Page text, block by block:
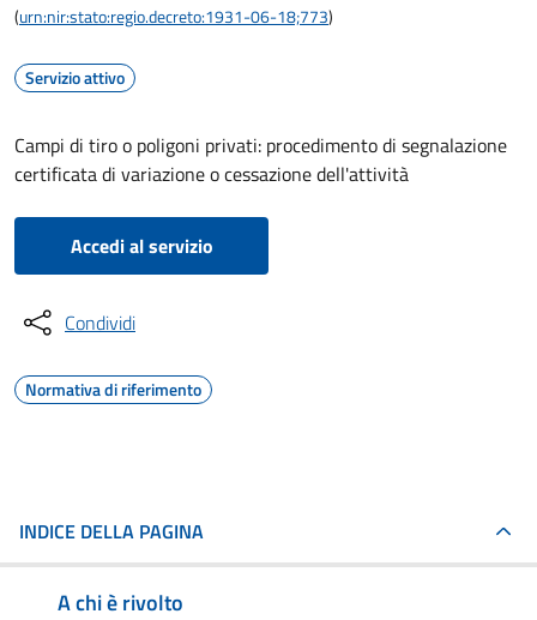
(urn:nir:stato:regio.decreto:1931-06-18;773)
Servizio attivo
Campi di tiro o poligoni privati: procedimento di segnalazione
certificata di variazione o cessazione dell'attività
Accedi al servizio
Condividi
Normativa di riferimento
INDICE DELLA PAGINA
A chi è rivolto